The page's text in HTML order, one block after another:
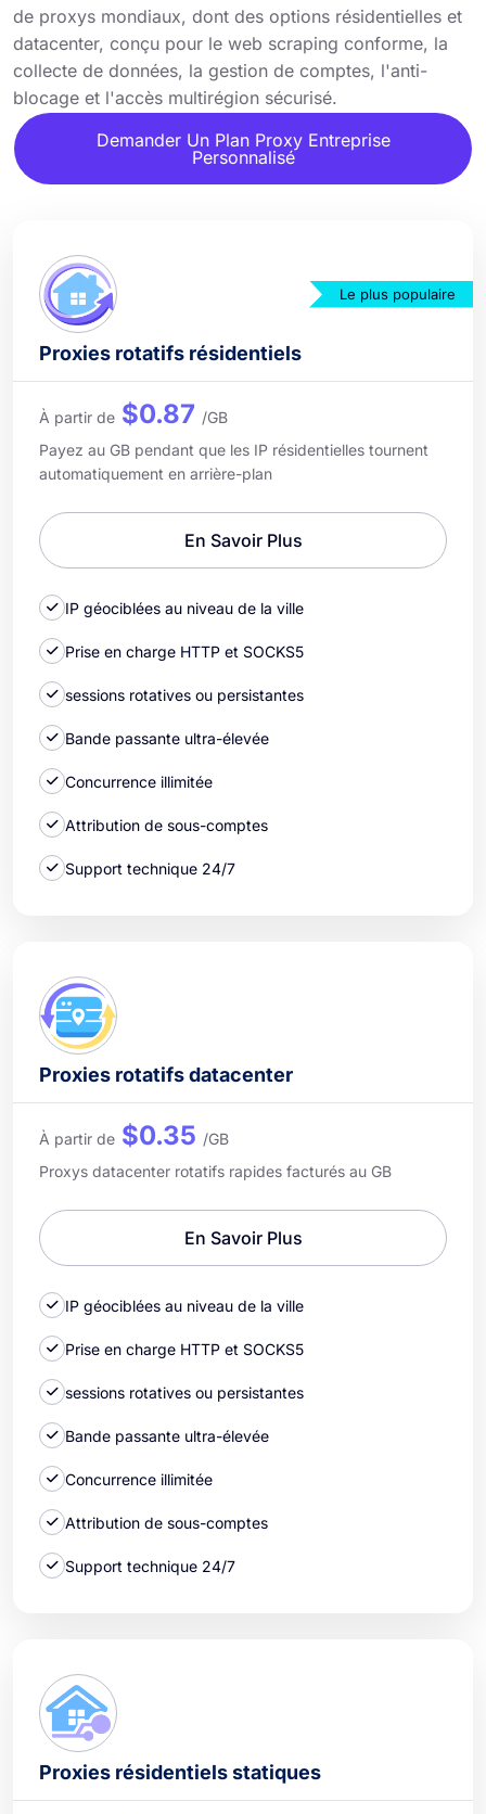
de proxys mondiaux, dont des options résidentielles et
datacenter, conçu pour le web scraping conforme, la
collecte de données, la gestion de comptes, l'anti-
blocage et l'accès multirégion sécurisé.
Demander Un Plan Proxy Entreprise
Personnalisé
Le plus populaire
Proxies rotatifs résidentiels
À partir de $0.87 /GB
Payez au GB pendant que les IP résidentielles tournent
automatiquement en arrière-plan
En Savoir Plus
IP géociblées au niveau de la ville
Prise en charge HTTP et SOCKS5
sessions rotatives ou persistantes
Bande passante ultra-élevée
Concurrence illimitée
Attribution de sous-comptes
Support technique 24/7
Proxies rotatifs datacenter
À partir de $0.35 /GB
Proxys datacenter rotatifs rapides facturés au GB
En Savoir Plus
IP géociblées au niveau de la ville
Prise en charge HTTP et SOCKS5
sessions rotatives ou persistantes
Bande passante ultra-élevée
Concurrence illimitée
Attribution de sous-comptes
Support technique 24/7
Proxies résidentiels statiques